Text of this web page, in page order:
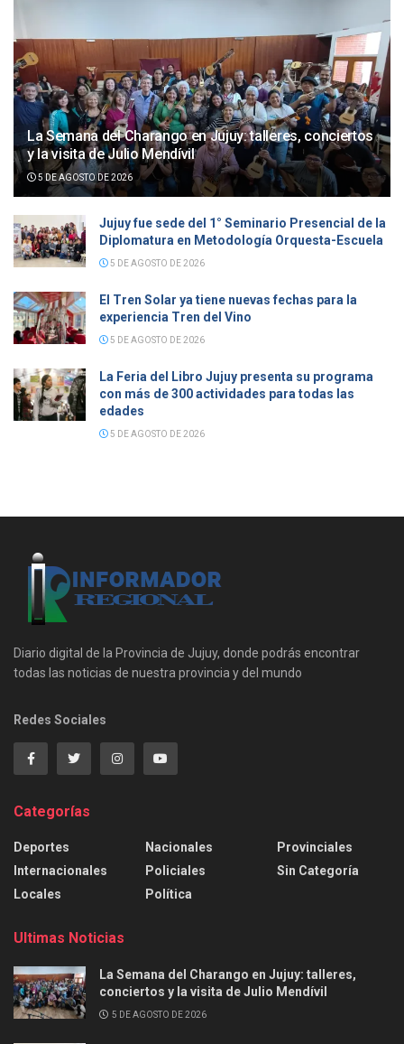
La Semana del Charango en Jujuy: talleres, conciertos
y la visita de Julio Mendívil
5 DE AGOSTO DE 2026
Jujuy fue sede del 1° Seminario Presencial de la
Diplomatura en Metodología Orquesta-Escuela
5 DE AGOSTO DE 2026
El Tren Solar ya tiene nuevas fechas para la
experiencia Tren del Vino
5 DE AGOSTO DE 2026
La Feria del Libro Jujuy presenta su programa
con más de 300 actividades para todas las
edades
5 DE AGOSTO DE 2026
Diario digital de la Provincia de Jujuy, donde podrás encontrar
todas las noticias de nuestra provincia y del mundo
Redes Sociales
Categorías
Deportes
Internacionales
Locales
Nacionales
Policiales
Política
Provinciales
Sin Categoría
Ultimas Noticias
La Semana del Charango en Jujuy: talleres,
conciertos y la visita de Julio Mendívil
5 DE AGOSTO DE 2026